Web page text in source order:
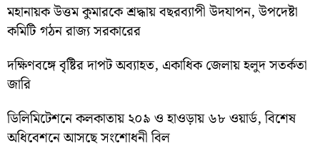
মহানায়ক উত্তম কুমারকে শ্রদ্ধায় বছরব্যাপী উদযাপন, উপদেষ্টা
কমিটি গঠন রাজ্য সরকারের
দক্ষিণবঙ্গে বৃষ্টির দাপট অব্যাহত, একাধিক জেলায় হলুদ সতর্কতা
জারি
ডিলিমিটেশনে কলকাতায় ২০৯ ও হাওড়ায় ৬৮ ওয়ার্ড, বিশেষ
অধিবেশনে আসছে সংশোধনী বিল